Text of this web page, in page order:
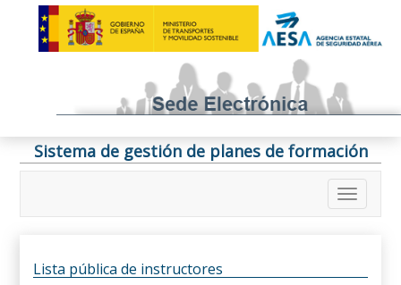
Sistema de gestión de planes de formación
Lista pública de instructores